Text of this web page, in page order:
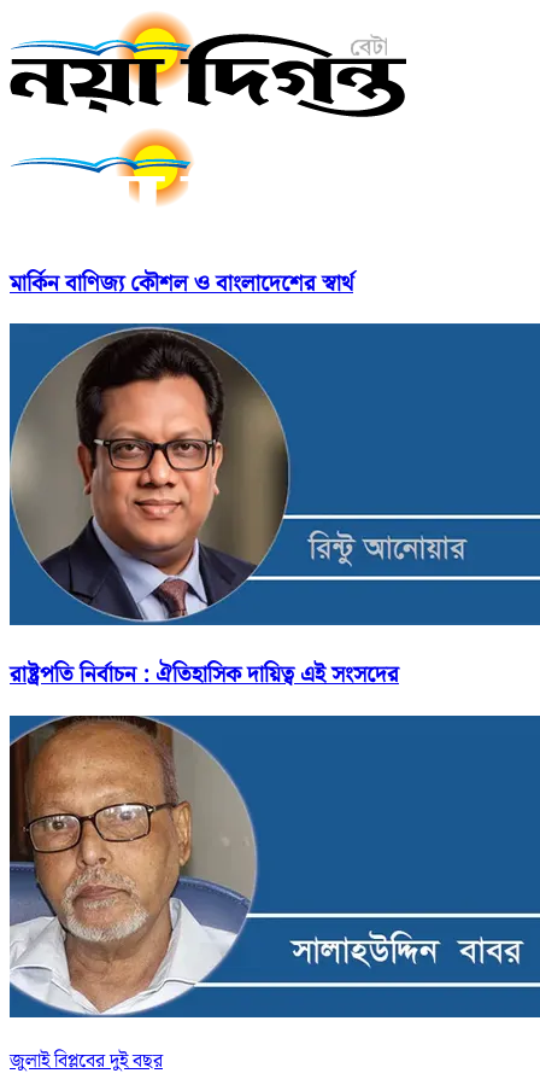
মার্কিন বাণিজ্য কৌশল ও বাংলাদেশের স্বার্থ
রাষ্ট্রপতি নির্বাচন : ঐতিহাসিক দায়িত্ব এই সংসদের
জুলাই বিপ্লবের দুই বছর